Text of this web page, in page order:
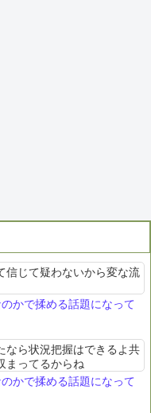
信じて疑わないから変な流
かで揉める話題になって
なら状況把握はできるよ共
まってるからね
かで揉める話題になって